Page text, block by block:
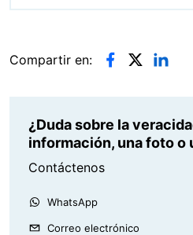
Compartir en:
¿Duda sobre la
información, una foto o
Contáctenos
WhatsApp
Correo electrónico